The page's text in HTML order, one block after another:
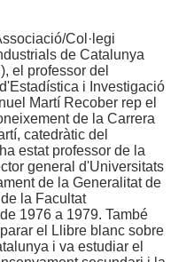
Col·legi
de Catalunya
el professor del
i Investigació
Martí Recober rep el
de la Carrera
catedràtic del
estat professor de la
general d'Universitats
de la Generalitat de
la Facultat
1976 a 1979. També
el Llibre blanc sobre
i va estudiar el